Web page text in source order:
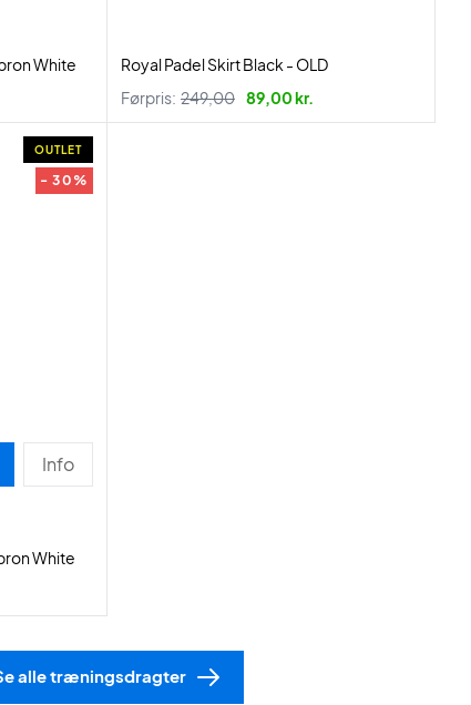
White
Royal Padel Skirt Black - OLD
Førpris: 249,00 89,00 kr.
OUTLET
- 30%
Info
White
alle træningsdragter